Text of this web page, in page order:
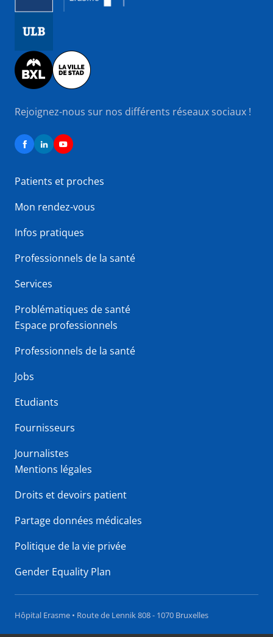
Image
Rejoignez-nous sur nos différents réseaux sociaux !
Patients et proches
Mon rendez-vous
Infos pratiques
Professionnels de la santé
Services
Problématiques de santé
Espace professionnels
Professionnels de la santé
Jobs
Etudiants
Fournisseurs
Journalistes
Mentions légales
Droits et devoirs patient
Partage données médicales
Politique de la vie privée
Gender Equality Plan
Hôpital Erasme • Route de Lennik 808 - 1070 Bruxelles